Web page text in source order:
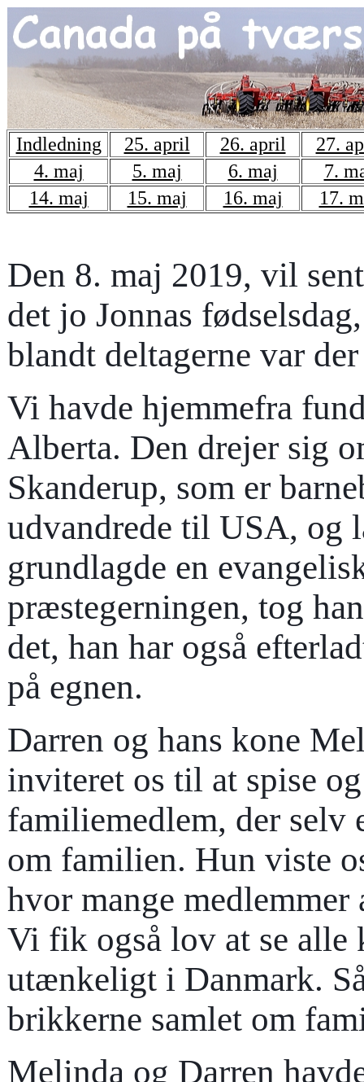
Indledning 25. april 26. april
27.
4. maj
5. maj 6. maj
7.
14. maj
15. maj 16. maj 17.
Den 8. maj 2019, vil
det jo Jonnas
blandt deltagerne var
Vi havde hjemmefra
Alberta. Den drejer sig
Skanderup, som er
udvandrede til USA,
grundlagde en
præstegerningen, tog
det, han har også
på egnen.
Darren og hans kone
inviteret os til at spise
familiemedlem, der
om familien. Hun viste
hvor mange
Vi fik også lov at se
utænkeligt i Danmark.
brikkerne samlet om
Melinda og Darren